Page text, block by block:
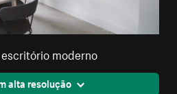
moderno
alta resolução